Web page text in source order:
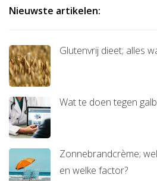
Nieuwste artikelen:
Glutenvrij dieet; alles
Wat te doen tegen
Zonnebrandcrème;
en welke factor?